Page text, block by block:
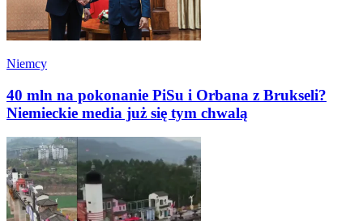
Niemcy
40 mln na pokonanie PiSu i Orbana z Brukseli?
Niemieckie media już się tym chwalą